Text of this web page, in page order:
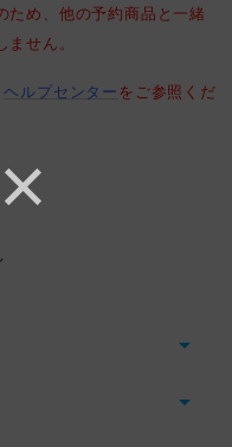
ため、他の予約商品と一緒
せん。
ヘルプセンター をご参照くだ